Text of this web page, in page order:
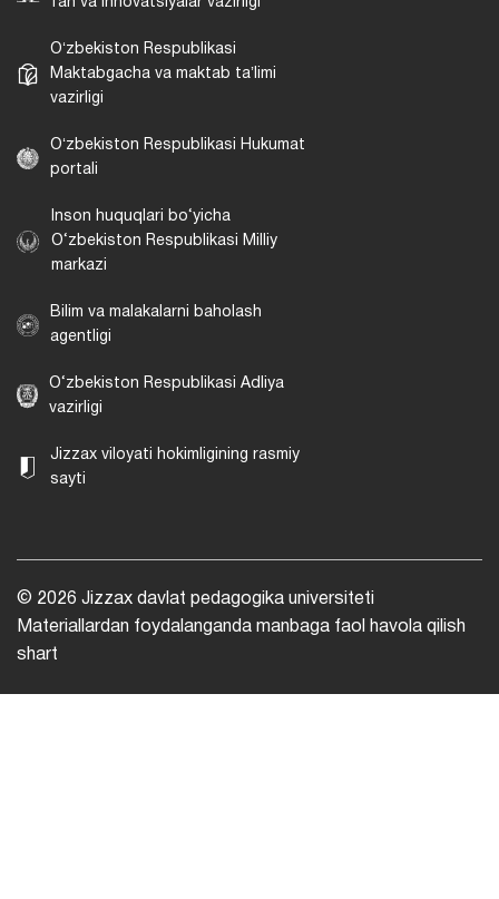
fan va innovatsiyalar vazirligi
Oʻzbekiston Respublikasi
Maktabgacha va maktab taʼlimi
vazirligi
Oʻzbekiston Respublikasi Hukumat
portali
Inson huquqlari bo‘yicha
O‘zbekiston Respublikasi Milliy
markazi
Bilim va malakalarni baholash
agentligi
O‘zbekiston Respublikasi Adliya
vazirligi
Jizzax viloyati hokimligining rasmiy
sayti
© 2026 Jizzax davlat pedagogika universiteti
Materiallardan foydalanganda manbaga faol havola qilish
shart